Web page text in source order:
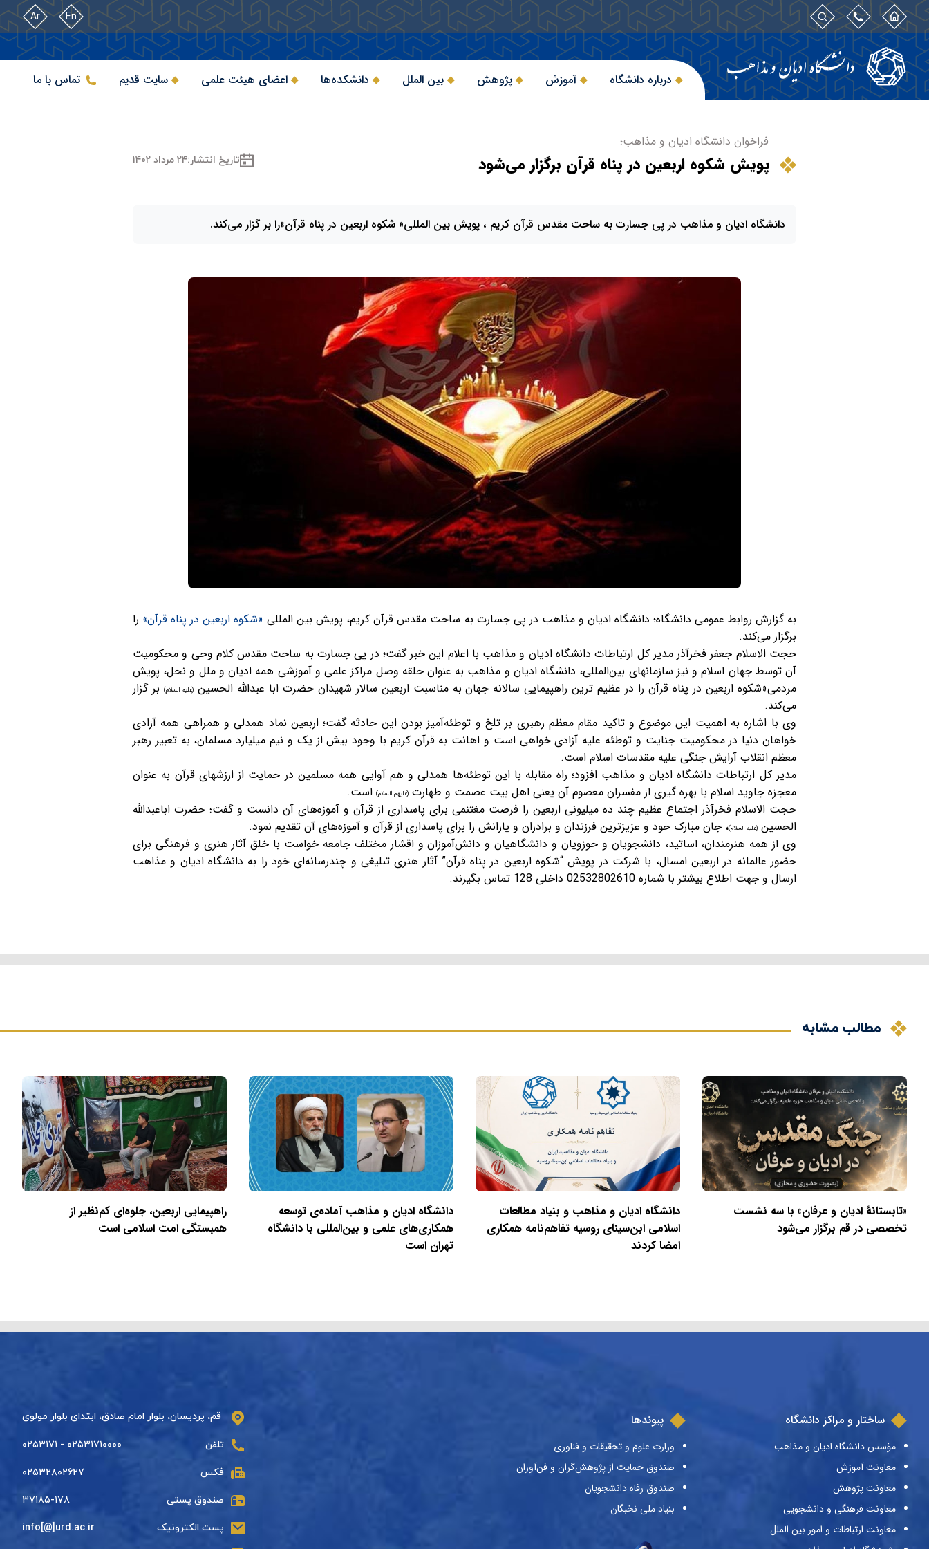
En
Ar
درباره دانشگاه آموزش پژوهش بین الملل دانشکده‌ها اعضای هیئت علمی سایت قدیم تماس با ما
فراخوان دانشگاه ادیان و مذاهب؛
پویش شکوه اربعین در پناه قرآن برگزار می‌شود تاریخ انتشار:۲۴ مرداد ۱۴۰۲
دانشگاه ادیان و مذاهب در پی جسارت به ساحت مقدس قرآن کریم ، پویش بین المللی« شکوه اربعین در پناه قرآن»را بر گزار می‌کند.
به گزارش روابط عمومی دانشگاه؛ دانشگاه ادیان و مذاهب در پی جسارت به ساحت مقدس قرآن کریم، پویش بین المللی «شکوه اربعین در پناه قرآن» را
برگزار می‌کند.
حجت الاسلام جعفر فخرآذر مدیر کل ارتباطات دانشگاه ادیان و مذاهب با اعلام این خبر گفت؛ در پی جسارت به ساحت مقدس کلام وحی و محکومیت
آن توسط جهان اسلام و نیز سازمانهای بین‌المللی، دانشگاه ادیان و مذاهب به عنوان حلقه وصل مراکز علمی و آموزشی همه ادیان و ملل و نحل، پویش
مردمی«شکوه اربعین در پناه قرآن را در عظیم ترین راهپیمایی سالانه جهان به مناسبت اربعین سالار شهیدان حضرت ابا عبدالله الحسین(علیه السلام) بر گزار
می‌کند.
وی با اشاره به اهمیت این موضوع و تاکید مقام معظم رهبری بر تلخ و توطئه‌آمیز بودن این حادثه گفت؛ اربعین نماد همدلی و همراهی همه آزادی
خواهان دنیا در محکومیت جنایت و توطئه علیه آزادی خواهی است و اهانت به قرآن کریم با وجود بیش از یک و نیم میلیارد مسلمان، به تعبیر رهبر
معظم انقلاب آرایش جنگی علیه مقدسات اسلام است.
مدیر کل ارتباطات دانشگاه ادیان و مذاهب افزود؛ راه مقابله با این توطئه‌ها همدلی و هم آوایی همه مسلمین در حمایت از ارزشهای قرآن به عنوان
معجزه جاوید اسلام با بهره گیری از مفسران معصوم آن یعنی اهل بیت عصمت و طهارت (علیهم السلام) است.
حجت الاسلام فخرآذر اجتماع عظیم چند ده میلیونی اربعین را فرصت مغتنمی برای پاسداری از قرآن و آموزه‌های آن دانست و گفت؛ حضرت اباعبدالله
الحسین (علیه السلام)، جان مبارک خود و عزیزترین فرزندان و برادران و یارانش را برای پاسداری از قرآن و آموزه‌های آن تقدیم نمود.
وی از همه هنرمندان، اساتید، دانشجویان و حوزویان و دانشگاهیان و دانش‌آموزان و اقشار مختلف جامعه خواست با خلق آثار هنری و فرهنگی برای
حضور عالمانه در اربعین امسال، با شرکت در پویش “شکوه اربعین در پناه قرآن” آثار هنری تبلیغی و چندرسانه‌ای خود را به دانشگاه ادیان و مذاهب
ارسال و جهت اطلاع بیشتر با شماره 02532802610 داخلی 128 تماس بگیرند.
مطالب مشابه
«تابستانهٔ ادیان و عرفان» با سه نشست
تخصصی در قم برگزار می‌شود
دانشگاه ادیان و مذاهب و بنیاد مطالعات
اسلامی ابن‌سینای روسیه تفاهم‌نامه همکاری
امضا کردند
دانشگاه ادیان و مذاهب آماده‌ی توسعه
همکاری‌های علمی و بین‌المللی با دانشگاه
تهران است
راهپیمایی اربعین، جلوه‌ای کم‌نظیر از
همبستگی امت اسلامی است
ساختار و مراکز دانشگاه
مؤسس دانشگاه ادیان و مذاهب
معاونت آموزش
معاونت پژوهش
معاونت فرهنگی و دانشجویی
معاونت ارتباطات و امور بین الملل
پیوندها
وزارت علوم و تحقیقات و فناوری
صندوق حمایت از پژوهش‌گران و فن‌آوران
صندوق رفاه دانشجویان
بنیاد ملی نخبگان
قم، پردیسان، بلوار امام صادق، ابتدای بلوار مولوی
تلفن ۰۲۵۳۱۷۱۰۰۰۰ - ۰۲۵۳۱۷۱
فکس ۰۲۵۳۲۸۰۲۶۲۷
صندوق پستی ۳۷۱۸۵-۱۷۸
پست الکترونیک info[@]urd.ac.ir